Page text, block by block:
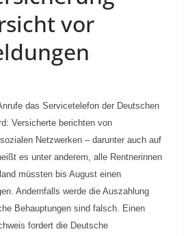
vor
das Servicetelefon der Deutschen
Versicherte berichten von
Netzwerken – darunter auch auf
es unter anderem, alle Rentnerinnen
müssten bis August einen
Andernfalls werde die Auszahlung
Behauptungen sind falsch. Einen
fordert die Deutsche